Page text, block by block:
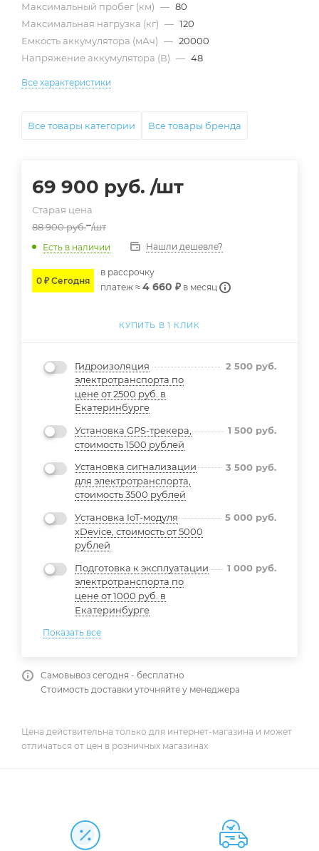
Максимальный пробег (км) — 80
Максимальная нагрузка (кг) — 120
Емкость аккумулятора (мАч) — 20000
Напряжение аккумулятора (В) — 48
Все характеристики
Все товары категории Все товары бренда
69 900 руб. /шт
Старая цена
88 900руб. /шт
Есть в наличии Нашли дешевле?
0 ₽ Сегодня
в расcрочку
платеж ≈ 4 660 ₽ в месяц
КУПИТЬ В 1 КЛИК
Гидроизоляция
электротранспорта по
цене от 2500 руб. в
Екатеринбурге
2 500 руб.
Установка GPS-трекера,
стоимость 1500 рублей
1 500 руб.
Установка сигнализации
для электротранспорта,
стоимость 3500 рублей
3 500 руб.
Установка IoT-модуля
xDevice, стоимость от 5000
рублей
5 000 руб.
Подготовка к эксплуатации
электротранспорта по
цене от 1000 руб. в
Екатеринбурге
1 000 руб.
Показать все
Самовывоз сегодня - бесплатно
Стоимость доставки уточняйте у менеджера
Цена действительна только для интернет-магазина и может
отличаться от цен в розничных магазинах